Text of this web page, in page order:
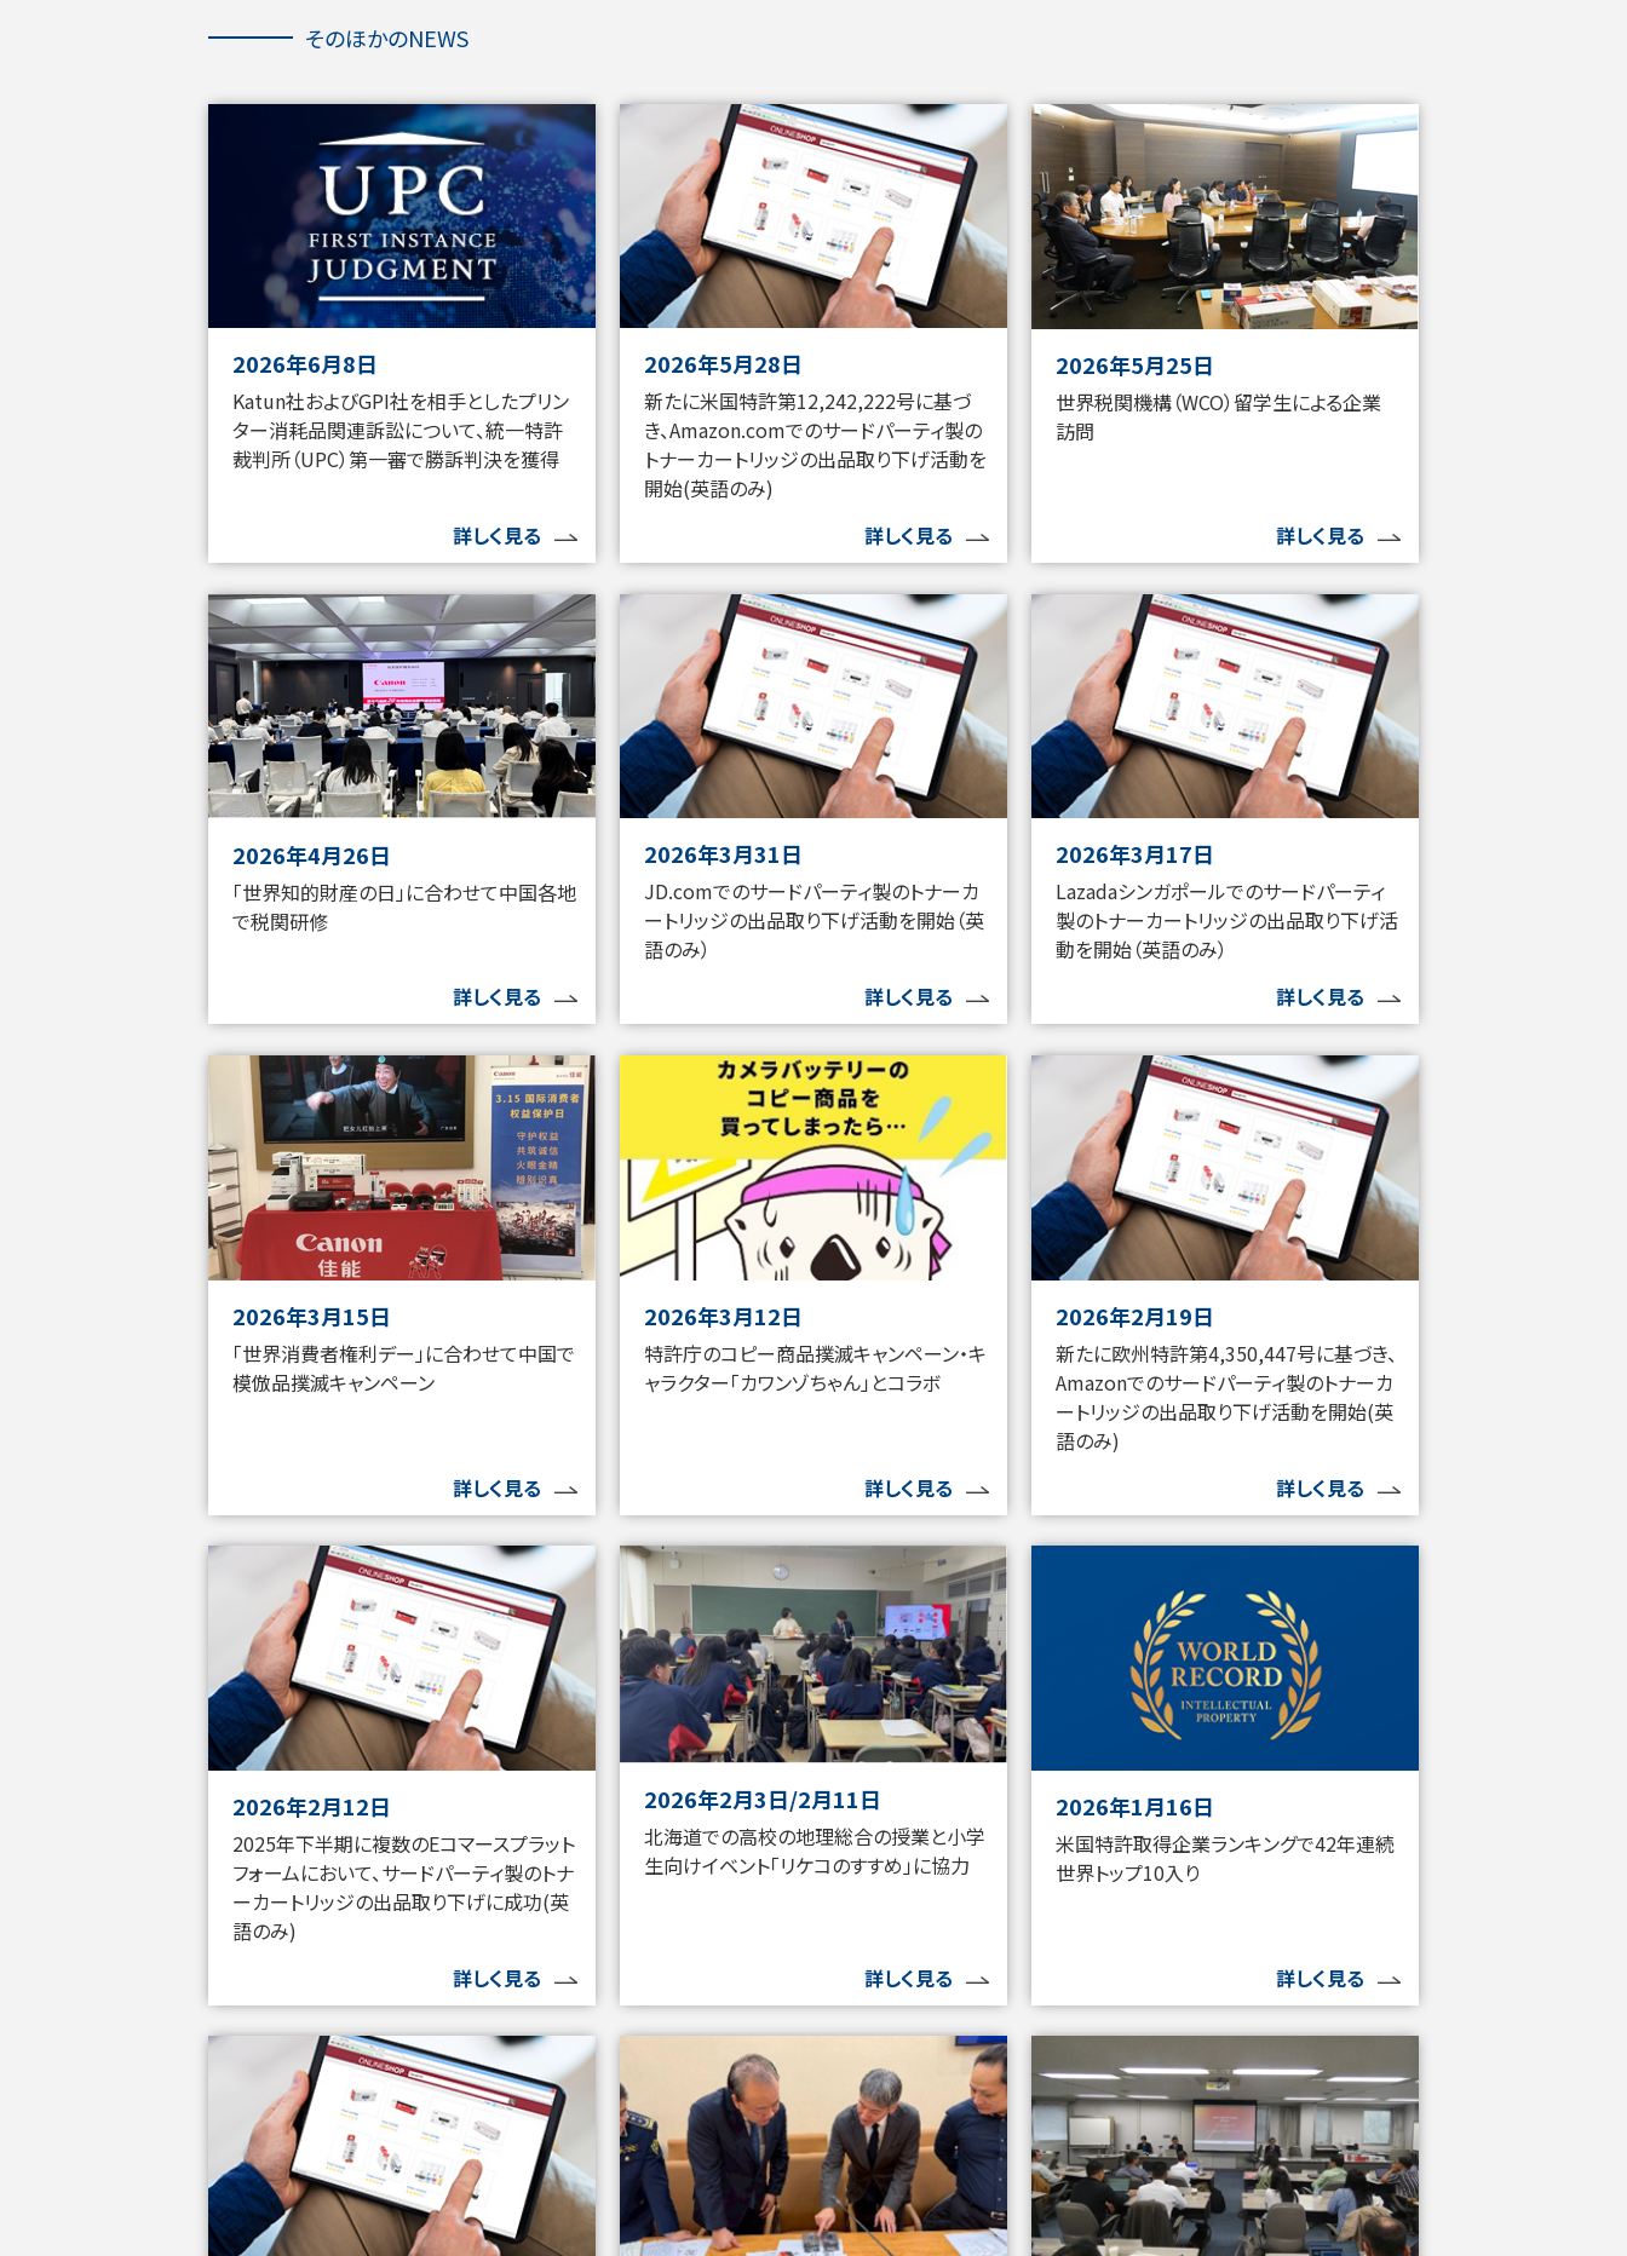
そのほかのNEWS
ほ
NEWS
を
2026年6月8日
Katun社およびGPI社を相手としたプリン
ター消耗品関連訴訟について、統一特許
裁判所（UPC）第一審で勝訴判決を獲得
詳しく見る
2026年5月28日
新たに米国特許第12,242,222号に基づ
き、Amazon.comでのサードパーティ製の
トナーカートリッジの出品取り下げ活動を
開始(英語のみ)
詳しく見る
2026年5月25日
世界税関機構（WCO）留学生による企業
訪問
詳しく見る
2026年4月26日
「世界知的財産の日」に合わせて中国各地
で税関研修
詳しく見る
2026年3月31日
JD.comでのサードパーティ製のトナーカ
ートリッジの出品取り下げ活動を開始（英
語のみ）
詳しく見る
2026年3月17日
Lazadaシンガポールでのサードパーティ
製のトナーカートリッジの出品取り下げ活
動を開始（英語のみ）
詳しく見る
2026年3月15日
「世界消費者権利デー」に合わせて中国で
模倣品撲滅キャンペーン
詳しく見る
2026年3月12日
特許庁のコピー商品撲滅キャンペーン・キ
ャラクター「カワンゾちゃん」とコラボ
詳しく見る
2026年2月19日
新たに欧州特許第4,350,447号に基づき、
Amazonでのサードパーティ製のトナーカ
ートリッジの出品取り下げ活動を開始(英
語のみ)
詳しく見る
2026年2月12日
2025年下半期に複数のEコマースプラット
フォームにおいて、サードパーティ製のトナ
ーカートリッジの出品取り下げに成功(英
語のみ)
詳しく見る
2026年2月3日/2月11日
北海道での高校の地理総合の授業と小学
生向けイベント「リケコのすすめ」に協力
詳しく見る
2026年1月16日
米国特許取得企業ランキングで42年連続
世界トップ10入り
詳しく見る